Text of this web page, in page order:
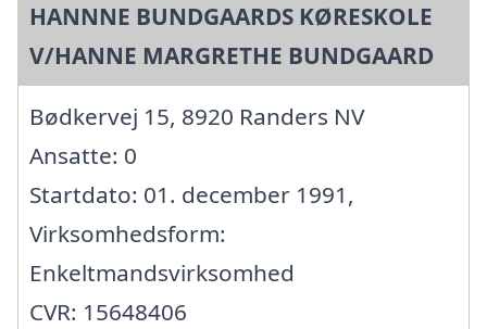
HANNNE BUNDGAARDS KØRESKOLE
V/HANNE MARGRETHE BUNDGAARD
Bødkervej 15, 8920 Randers NV
Ansatte: 0
Startdato: 01. december 1991,
Virksomhedsform:
Enkeltmandsvirksomhed
CVR: 15648406